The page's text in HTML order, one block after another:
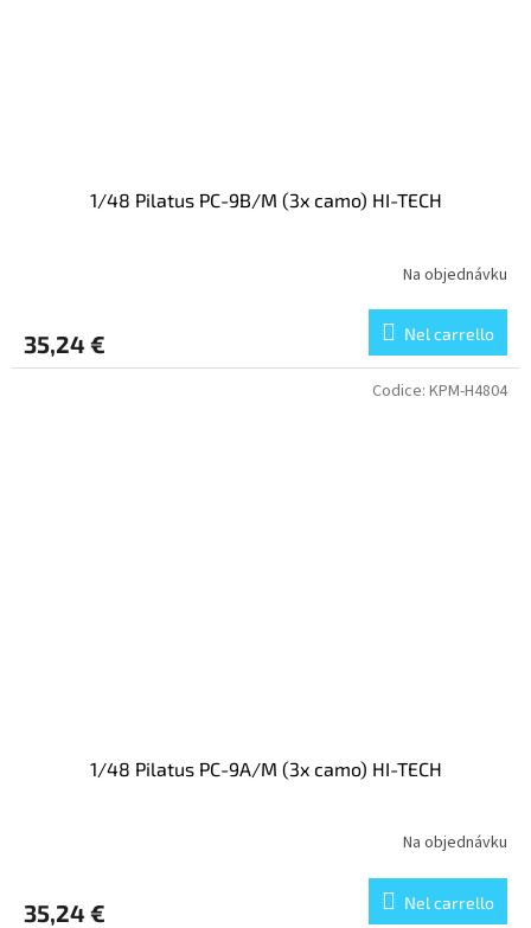
1/48 Pilatus PC-9B/M (3x camo) HI-TECH
Na objednávku
35,24 € Nel carrello
1/48 Pilatus PC-9A/M (3x camo) HI-TECH
Na objednávku
35,24 € Nel carrello
Codice: KPM-H4804